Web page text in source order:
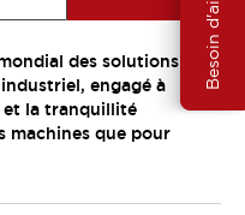
Besoin d'aide?
des solutions
engagé à
et la tranquillité
machines que pour